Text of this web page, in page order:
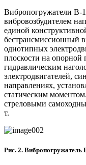
Вибропогружатели В-
вибровозбудителем
единой
бестрансмиссионный
однотипных
плоскости на опорной
гидравлическим
электродвигателей,
направлениях,
статическим
стреловыми
т.
Рис. 2. Вибропогружатель